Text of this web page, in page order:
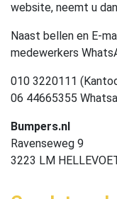
website, neemt u
Naast bellen en E-
medewerkers
010 3220111
06 44665355
Bumpers.nl
Ravenseweg 9
3223 LM